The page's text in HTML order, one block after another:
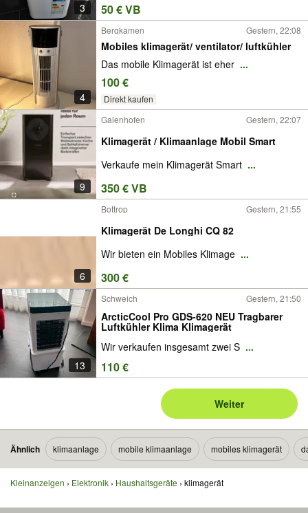
3 50 € VB
4
Bergkamen Gestern, 22:08
Mobiles klimagerät/ ventilator/ luftkühler
Das mobile Klimagerät ist eher ...
100 €
Direkt kaufen
9
Gaienhofen Gestern, 22:07
Klimagerät / Klimaanlage Mobil Smart
Verkaufe mein Klimagerät Smart ...
350 € VB
6
Bottrop Gestern, 21:55
Klimagerät De Longhi CQ 82
Wir bieten ein Mobiles Klimage ...
300 €
13
Schweich Gestern, 21:50
ArcticCool Pro GDS-620 NEU Tragbarer
Luftkühler Klima Klimagerät
Wir verkaufen insgesamt zwei S ...
110 €
Weiter
Ähnlich klimaanlage mobile klimaanlage mobiles klimagerät
Kleinanzeigen Elektronik Haushaltsgeräte klimagerät